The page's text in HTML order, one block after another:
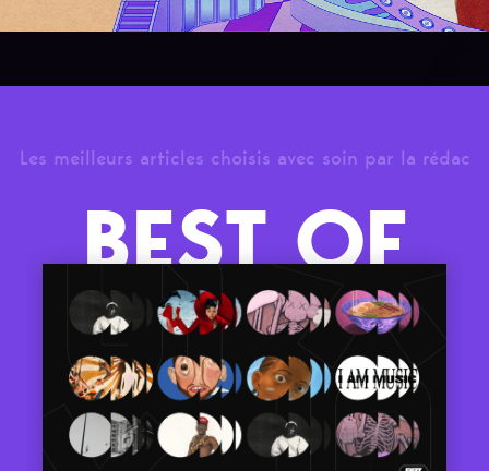
Les meilleurs articles choisis avec soin par la rédac
BEST OF